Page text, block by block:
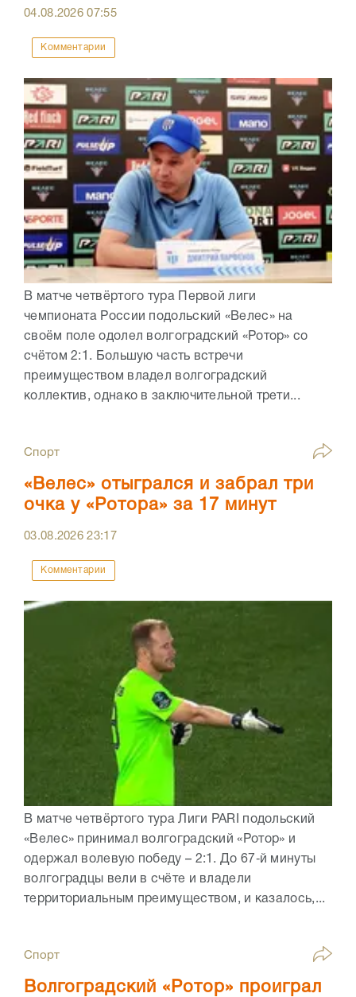
04.08.202607:55
Комментарии
В матче четвёртого тура Первой лиги
чемпионата России подольский «Велес» на
своём поле одолел волгоградский «Ротор» со
счётом 2:1. Большую часть встречи
преимуществом владел волгоградский
коллектив, однако в заключительной трети...
Спорт
«Велес» отыгрался и забрал три
очка у «Ротора» за 17 минут
03.08.202623:17
Комментарии
В матче четвёртого тура Лиги PARI подольский
«Велес» принимал волгоградский «Ротор» и
одержал волевую победу – 2:1. До 67‑й минуты
волгоградцы вели в счёте и владели
территориальным преимуществом, и казалось,...
Спорт
Волгоградский «Ротор» проиграл